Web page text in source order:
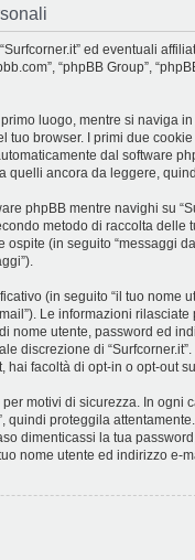
ed eventuali
“phpBB Group”,
luogo, mentre si naviga
browser. I primi due
dal software
quelli ancora da leggere,
phpBB mentre navighi su
metodo di raccolta
(in seguito “messaggi
(in seguito “il tuo
Le informazioni
nome utente, password ed
discrezione di
hai facoltà di opt-in o opt-out
motivi di sicurezza. In
quindi proteggila
dimenticassi la tua
nome utente ed indirizzo